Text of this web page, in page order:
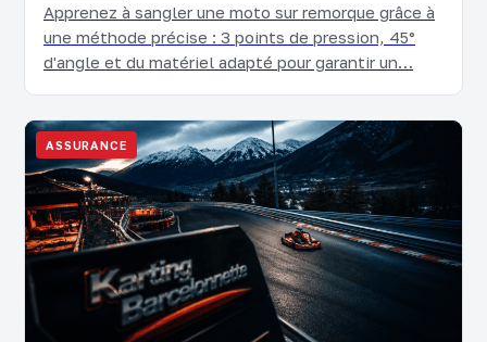
Apprenez à sangler une moto sur remorque grâce à
une méthode précise : 3 points de pression, 45°
d'angle et du matériel adapté pour garantir un…
ASSURANCE